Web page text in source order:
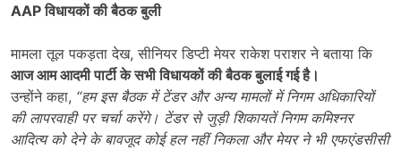
AAPविधायकों की बैठक बुली
मामला तूल पकड़ता देख, सीनियर डिप्टी मेयर राकेश पराशर ने बताया कि
आज आम आदमी पार्टी के सभी विधायकों की बैठक बुलाई गई है।
उन्होंने कहा, “हम इस बैठक में टेंडर और अन्य मामलों में निगम अधिकारियों
की लापरवाही पर चर्चा करेंगे। टेंडर से जुड़ी शिकायतें निगम कमिश्नर
आदित्य को देने के बावजूद कोई हल नहीं निकला और मेयर ने भी एफएंडसीसी